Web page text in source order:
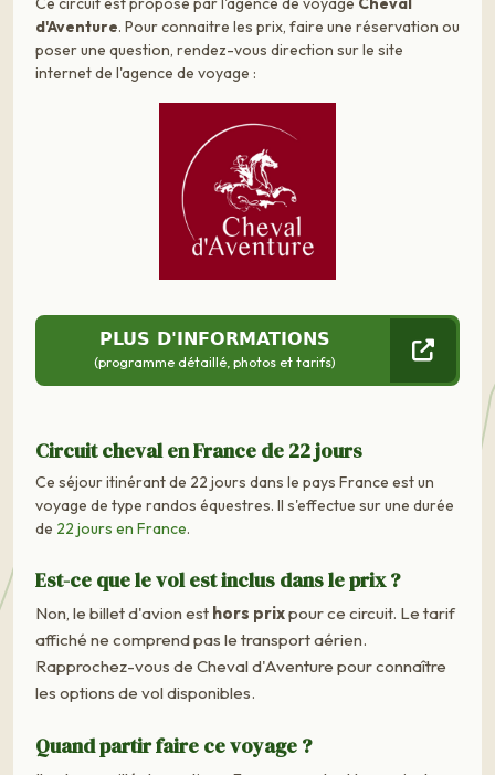
d'Aventure. Pour connaitre les prix, faire une réservation ou
poser une question, rendez-vous direction sur le site
internet de l'agence de voyage :
PLUS D'INFORMATIONS
(programme détaillé, photos et tarifs)
Circuit cheval en France de 22 jours
Ce séjour itinérant de 22 jours dans le pays France est un
voyage de type randos équestres. Il s'effectue sur une durée
de 22 jours en France.
Est-ce que le vol est inclus dans le prix ?
Non, le billet d'avion est hors prixpour ce circuit. Le tarif
affiché ne comprend pas le transport aérien.
Rapprochez-vous de Cheval d'Aventure pour connaître
les options de vol disponibles.
Quand partir faire ce voyage ?